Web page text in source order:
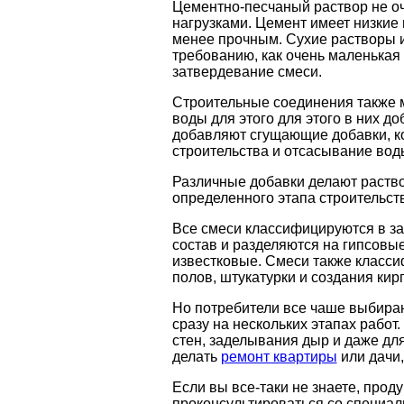
Цементно-песчаный раствор не
нагрузками. Цемент имеет
менее прочным. Сухие растворы
требованию, как очень
затвердевание смеси.
Строительные соединения
воды для этого для этого в них
добавляют сгущающие добавки,
строительства и отсасывание
Различные добавки делают
определенного этапа
Все смеси классифицируются в
состав и разделяются на
известковые. Смеси также
полов, штукатурки и создания
Но потребители все чаше
сразу на нескольких этапах
стен, заделывания дыр и даже
делать ремонт квартиры или
Если вы все-таки не знаете,